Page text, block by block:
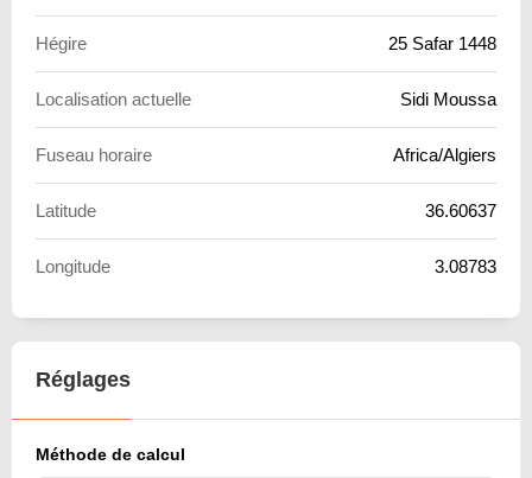
Hégire 25 Safar 1448
Localisation actuelle Sidi Moussa
Fuseau horaire Africa/Algiers
Latitude 36.60637
Longitude 3.08783
Réglages
Méthode de calcul